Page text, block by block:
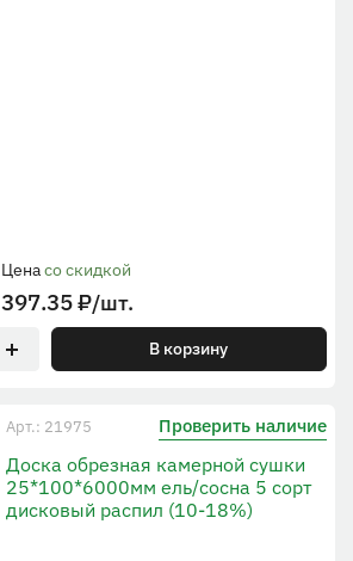
Ценасо скидкой
397.35₽/шт.
В корзину
Арт.: 21975 Проверить наличие
Доска обрезная камерной сушки
25*100*6000мм ель/сосна 5 сорт
дисковый распил (10-18%)